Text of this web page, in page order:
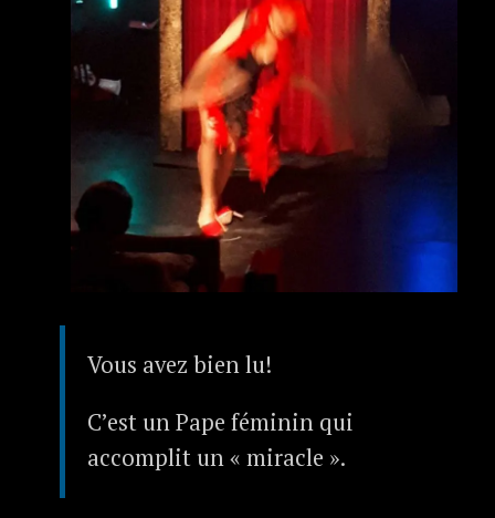
Vous avez bien lu!
C’est un Pape féminin qui
accomplit un « miracle ».